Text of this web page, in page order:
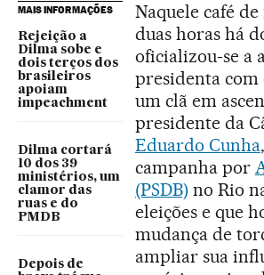
MAIS INFORMAÇÕES
Rejeição a
Dilma sobe e
dois terços dos
brasileiros
apoiam
impeachment
Dilma cortará
10 dos 39
ministérios, um
clamor das
ruas e do
PMDB
Depois de
Naquele café
duas horas há
oficializou-se a
presidenta com
um clã em
presidente da
Eduardo Cunha
campanha por
(PSDB) no Rio
eleições e que
mudança de
ampliar sua